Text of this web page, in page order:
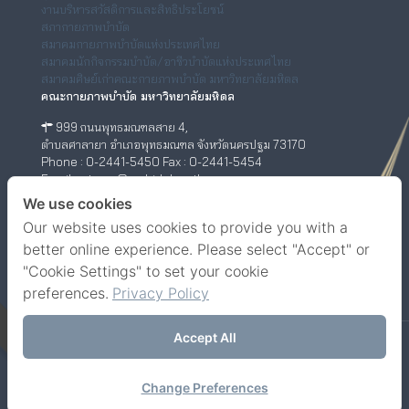
งานบริหารสวัสดิการและสิทธิประโยชน์
สภากายภาพบำบัด
สมาคมกายภาพบำบัดแห่งประเทศไทย
สมาคมนักกิจกรรมบำบัด/อาชีวบำบัดแห่งประเทศไทย
สมาคมศิษย์เก่าคณะกายภาพบำบัด มหาวิทยาลัยมหิดล
คณะกายภาพบำบัด มหาวิทยาลัยมหิดล
999 ถนนพุทธมณฑลสาย 4,
ตำบลศาลายา อำเภอพุทธมณฑล จังหวัดนครปฐม 73170
Phone : 0-2441-5450 Fax : 0-2441-5454
Email : ptwww@mahidol.ac.th
ศูนย์กายภาพบำบัด (เชิงสะพานสมเด็จพระปิ่นเกล้า)
198/2 ถนนสมเด็จพระปิ่นเกล้า,
แขวงบางยี่ขัน เขตบางพลัด กรุงเทพฯ 10700
Phone : 0-63-520-5151
Facebook YouTube
© Faculty of Physical Therapy, Mahidol University.
We use cookies
Our website uses cookies to provide you with a
better online experience. Please select "Accept" or
"Cookie Settings" to set your cookie
preferences. Privacy Policy
Accept All
Change Preferences